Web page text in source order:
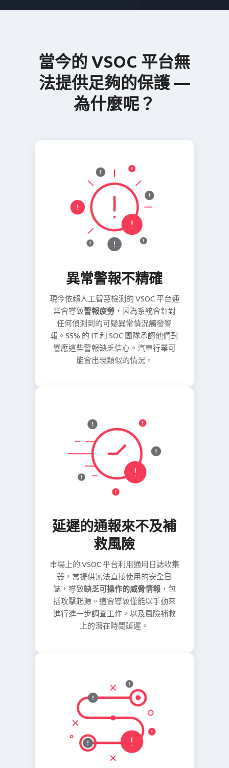
當今的 VSOC 平台無
法提供足夠的保護 —
為什麼呢？
異常警報不精確
現今依賴人工智慧檢測的 VSOC 平台通
常會導致警報疲勞，因為系統會針對
任何偵測到的可疑異常情況觸發警
報。55% 的 IT 和 SOC 團隊承認他們對
響應這些警報缺乏信心。汽車行業可
能會出現類似的情況。
延遲的通報來不及補
救風險
市場上的 VSOC 平台利用通用日誌收集
器，常提供無法直接使用的安全日
誌，導致缺乏可操作的威脅情報，包
括攻擊起源。這會導致僅能以手動來
進行進一步調查工作，以及風險補救
上的潛在時間延遲。